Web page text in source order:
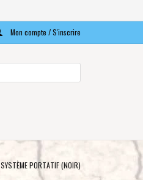
Mon compte / S'inscrire
sélectionner
PORTATIF (NOIR)